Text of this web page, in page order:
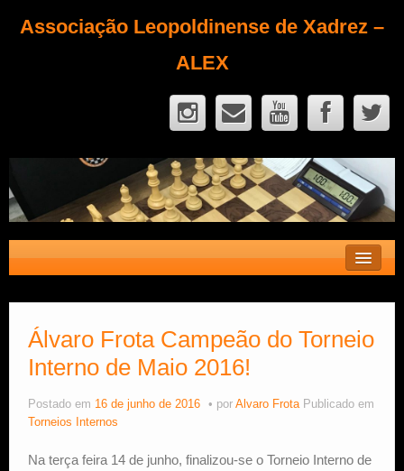
Associação Leopoldinense de Xadrez –
ALEX
Fique Sócio
Quem Somos?
Calendário
Álvaro Frota Campeão do Torneio
Interno de Maio 2016!
Postado em 16 de junho de 2016 por Alvaro Frota Publicado em
Torneios Internos
Na terça feira 14 de junho, finalizou-se o Torneio Interno de